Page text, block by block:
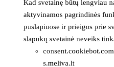
Kad svetainę būtų lengviau
aktyvinamos pagrindinės
puslapiuose ir prieigos prie
slapukų svetainė neveiks
consent.cookiebot.com
s.meliva.lt